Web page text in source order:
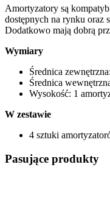
Amortyzatory są
dostępnych na rynku oraz
Dodatkowo mają dobrą
Wymiary
Średnica
Średnica
Wysokość: 1
W zestawie
4 sztuki
Pasujące produkty